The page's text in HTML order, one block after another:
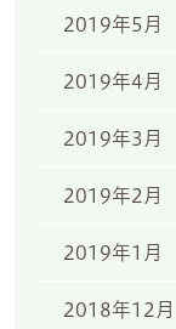
2019年5月
2019年4月
2019年3月
2019年2月
2019年1月
2018年12月